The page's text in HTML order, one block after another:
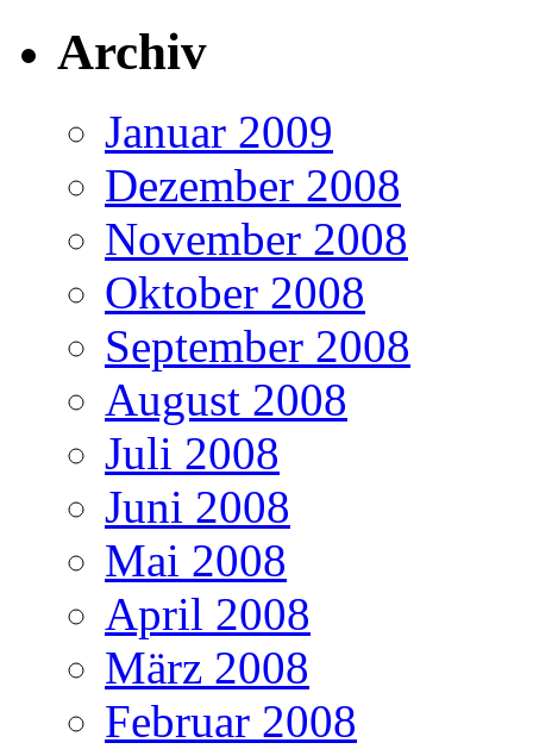
Archiv
Januar 2009
Dezember 2008
November 2008
Oktober 2008
September 2008
August 2008
Juli 2008
Juni 2008
Mai 2008
April 2008
März 2008
Februar 2008